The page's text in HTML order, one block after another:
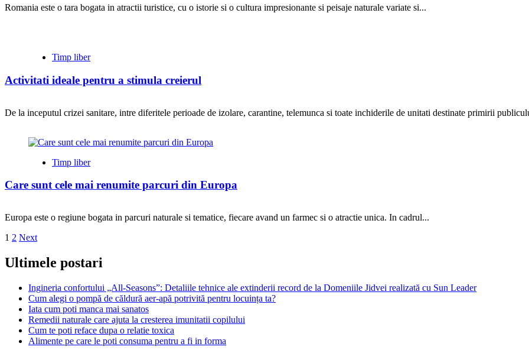
Romania este o tara bogata in atractii turistice, cu o istorie si o cultura impresionante si peisaje naturale variate si...
Timp liber
Activitati ideale pentru a stimula creierul
De la inceputul crizei sanitare, intre diferitele perioade de izolare, carantine, telemunca si toate inchiderile de unitati destinate primirii
Timp liber
Care sunt cele mai renumite parcuri din Europa
Europa este o regiune bogata in parcuri naturale si tematice, fiecare avand un farmec si o atractie unica. In cadrul...
Paginație
articole
1 2 Next
Ultimele postari
Ingineria confortului „All-Seasons”: Detaliile tehnice ale extinderii record de la Domeniile Jidvei realizată cu Sun Leader
Cum alegi o pompă de căldură aer-apă potrivită pentru locuința ta?
Iata cum poti manca mai sanatos
Remedii naturale care ajuta la cresterea imunitatii copilului
Cum te poti reface dupa o relatie toxica
Alimente pe care le poti consuma pentru a fi in forma